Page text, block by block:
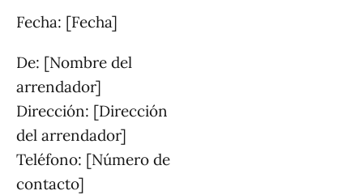
Fecha: [Fecha]
De: [Nombre del
arrendador]
Dirección: [Dirección
del arrendador]
Teléfono: [Número de
contacto]